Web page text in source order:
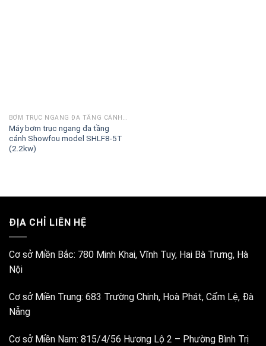
Máy bơm trục ngang đa tầng
cánh Showfou model SHLF8-5T
(2.2kw)
ĐỊA CHỈ LIÊN HỆ
Cơ sở Miền Bắc: 780 Minh Khai, Vĩnh Tuy, Hai Bà Trưng, Hà
Nội
Cơ sở Miền Trung: 683 Trường Chinh, Hoà Phát, Cẩm Lệ, Đà
Nẵng
Cơ sở Miền Nam: 815/4/56 Hương Lộ 2 – Phường Bình Trị